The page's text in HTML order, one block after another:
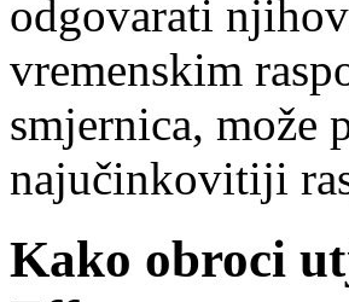
odgovarati
vremenskim
smjernica, može
najučinkovitiji
Kako obroci